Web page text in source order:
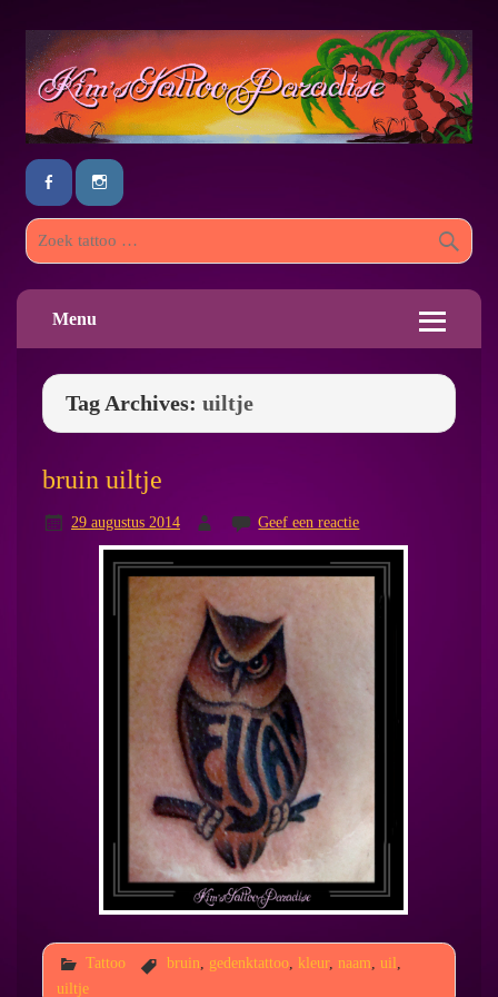
Menu
Tag Archives: uiltje
bruin uiltje
29 augustus 2014 Geef een reactie
Tattoo bruin gedenktattoo, kleur, naam uil
uiltje